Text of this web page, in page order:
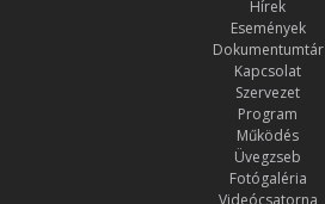
Hírek
Események
Dokumentumtár
Kapcsolat
Szervezet
Program
Működés
Üvegzseb
Fotógaléria
Videócsatorna